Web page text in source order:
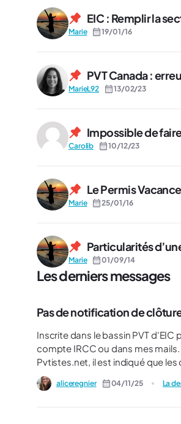
EIC : Remplir la
Marie 19/01/16
PVT Canada :
MarieL92 13/02/23
Impossible de
Carolib 10/12/23
Le Permis
Marie 25/01/16
Particularités
Marie 01/09/14
Les derniers messages
Pas de notification de
Inscrite dans le bassin PVT
compte IRCC ou dans mes mails. Est-ce normal ? Est-ce que d'autres sont dans ce cas ? Dans un article de
Pvtistes.net, il est indiqué que
d’IRCC informant de la clôture
Expiration du profil ». Or, je n'ai que la lettre «
aliceregnier 04/11/25 La